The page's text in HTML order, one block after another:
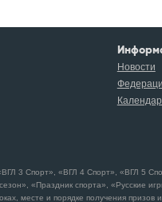
Новости
3 Спорт», «ВГЛ 4 Спорт», «ВГЛ 5
«Праздник спорта», «Русские
месте и порядке получения